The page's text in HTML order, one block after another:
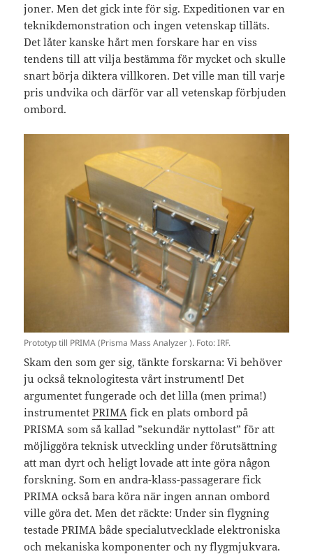
joner. Men det gick inte för sig. Expeditionen var en
teknikdemonstration och ingen vetenskap tilläts.
Det låter kanske hårt men forskare har en viss
tendens till att vilja bestämma för mycket och skulle
snart börja diktera villkoren. Det ville man till varje
pris undvika och därför var all vetenskap förbjuden
ombord.
Prototyp till PRIMA (Prisma Mass Analyzer ). Foto: IRF.
Skam den som ger sig, tänkte forskarna: Vi behöver
ju också teknologitesta vårt instrument! Det
argumentet fungerade och det lilla (men prima!)
instrumentetPRIMA fick en plats ombord på
PRISMA som så kallad ”sekundär nyttolast” för att
möjliggöra teknisk utveckling under förutsättning
att man dyrt och heligt lovade att inte göra någon
forskning. Som en andra-klass-passagerare fick
PRIMA också bara köra när ingen annan ombord
ville göra det. Men det räckte: Under sin flygning
testade PRIMA både specialutvecklade elektroniska
och mekaniska komponenter och ny flygmjukvara.